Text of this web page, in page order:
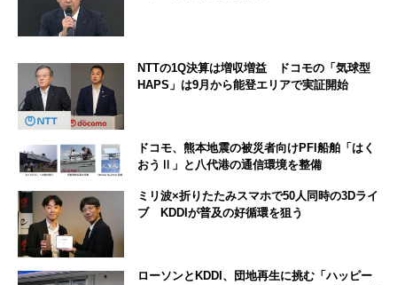
NTTの1Q決算は増収増益 ドコモの「気球型
HAPS」は9月から能登エリアで実証開始
ドコモ、熊本地震の被災者向けPFI船舶「はく
おうⅡ」と八代港の通信環境を整備
ミリ波×折りたたみスマホで50人同時の3Dライ
ブ KDDIが普及の好循環を狙う
ローソンとKDDI、団地再生に挑む「ハッピー